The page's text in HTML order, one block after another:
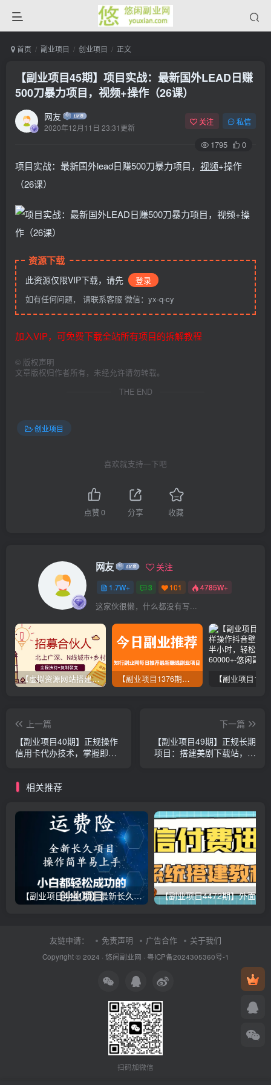
首页 副业项目 创业项目 正文
【副业项目45期】项目实战：最新国外LEAD日赚
500刀暴力项目，视频+操作（26课）
网友
2020年12月11日 23:31更新
关注 私信
1795 0
项目实战：最新国外lead日赚500刀暴力项目， 视频+操作
（26课）
资源下载
此资源仅限VIP下载，请先
登录
如有任何问题， 请联系客服 微信：yx-q-cy
加入VIP，可免费下载全站所有项目的拆解教程
© 版权声明
文章版权归作者所有，未经允许请勿转载。
THE END
创业项目
喜欢就支持一下吧
点赞0 分享 收藏
网友 关注
1.7W+ 3 101 4785W+
这家伙很懒，什么都没有写...
【虚拟资源网站搭建服务】加盟本站系统，做一个和本站一样的独立网站，躺赚的项目 【副业项目1376期】龟课最新闲鱼项目玩法实战教程_全新升级月收益几千到几万
上一篇
【副业项目40期】正规操作
信用卡代办技术，掌握即可
下一篇
【副业项目49期】正规长期
项目：搭建美剧下载站，做
相关推荐
【副业项目4441期】最新长久稳定暴利项目，运费险全新玩法，日赚1000（包含详细教程，全程指导）
友链申请： 免责声明 广告合作 关于我们
Copyright © 2024 · 悠闲副业网 · 粤ICP备2024305360号-1
扫码加微信